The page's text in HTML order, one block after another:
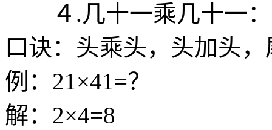
４.几十一乘几十一：
口诀：头乘头，头加头
例：21×41=？
解：2×4=8